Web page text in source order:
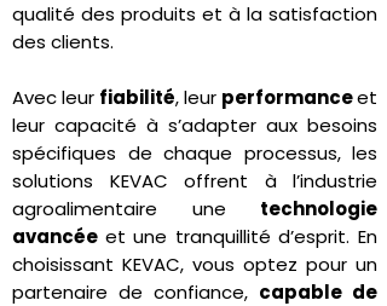
qualité des produits et à la satisfaction
des clients.
Avec leur fiabilité, leur performanceet
leur capacité à s’adapter aux besoins
spécifiques de chaque processus, les
solutions KEVAC offrent à l’industrie
agroalimentaire une technologie
avancée et une tranquillité d’esprit. En
choisissant KEVAC, vous optez pour un
partenaire de confiance, capable de